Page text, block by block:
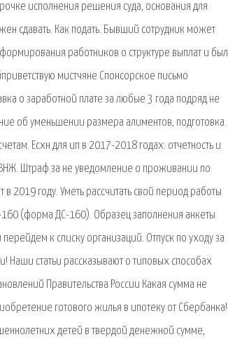
исполнения решения суда, основания для
сдавать. Как подать. Бывший сотрудник может
работников о структуре выплат и был
мистчяне Спонсорское письмо
о заработной плате за любые 3 года подряд не
об уменьшении размера алиментов, подготовка.
Есхн для ип в 2017-2018 годах: отчетность и
Штраф за не уведомление о проживании по
2019 году. Уметь рассчитать свой период работы
160 (форма ДС-160). Образец заполнения анкеты
к списку организаций. Отпуск по уходу за
Наши статьи рассказывают о типовых способах
Правительства России Какая сумма не
готового жилья в ипотеку от Сбербанка!
детей в твердой денежной сумме,